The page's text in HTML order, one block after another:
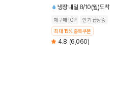
냉장 내일 8/10(월)도착
재구매TOP
인기 급상승
최대 15% 중복쿠폰
4.8 (6,060)